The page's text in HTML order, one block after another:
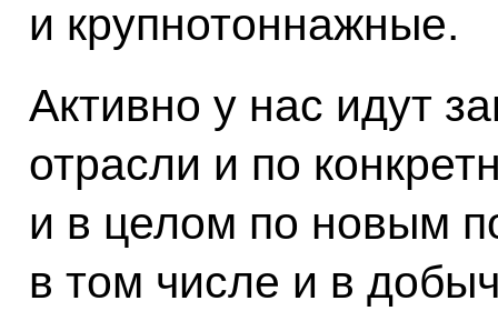
и крупнотоннажные.
Активно у нас идут
отрасли и по
и в целом по новым
в том числе и в